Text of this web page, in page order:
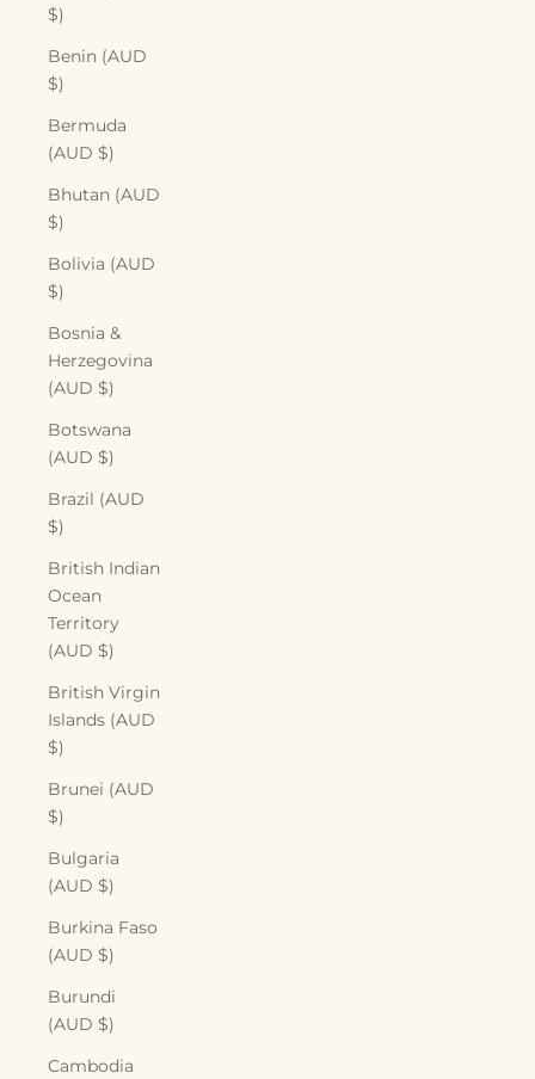
$)
Benin (AUD
$)
Bermuda
(AUD $)
Bhutan (AUD
$)
Bolivia (AUD
$)
Bosnia &
Herzegovina
(AUD $)
Botswana
(AUD $)
Brazil (AUD
$)
British Indian
Ocean
Territory
(AUD $)
British Virgin
Islands (AUD
$)
Brunei (AUD
$)
Bulgaria
(AUD $)
Burkina Faso
(AUD $)
Burundi
(AUD $)
Cambodia